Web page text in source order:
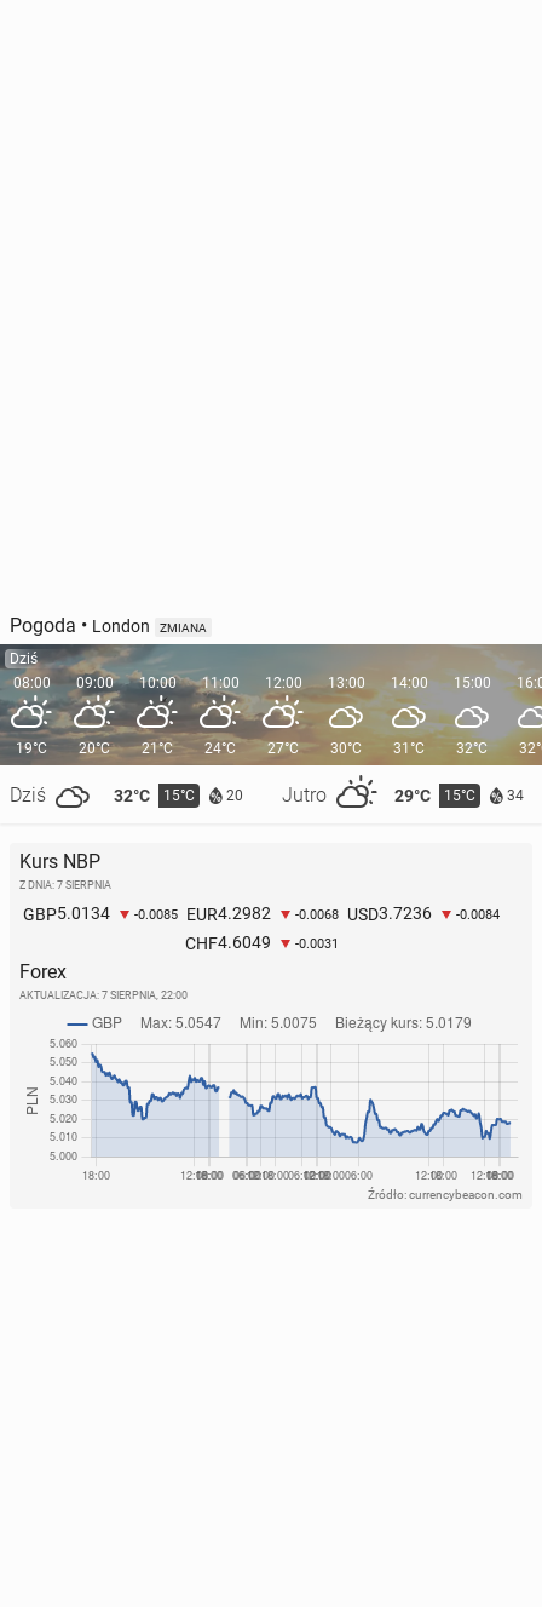
Pogoda • London ZMIANA
Dziś
08:00
19°C
Dziś 32°C 15°C 20 Jutro 29°C 15°C 34
09:00
20°C
10:00
21°C
11:00
24°C
12:00
27°C
13:00
30°C
14:00
31°C
15:00
32°C
Kurs NBP
Z DNIA: 7 SIERPNIA
GBP5.0134 -0.0085 EUR4.2982 -0.0068 USD3.7236 -0.0084
CHF4.6049 -0.0031
Forex
AKTUALIZACJA: 7 SIERPNIA, 22:00
Źródło: currencybeacon.com